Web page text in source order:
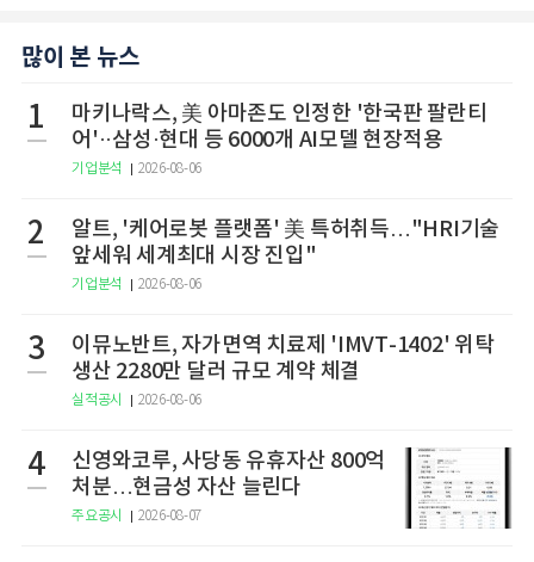
많이 본 뉴스
1
마키나락스, 美 아마존도 인정한 '한국판 팔란티
어'··삼성·현대 등 6000개 AI모델 현장적용
기업분석 2026-08-06
2
알트, '케어로봇 플랫폼' 美 특허취득…"HRI기술
앞세워 세계최대 시장 진입"
기업분석 2026-08-06
3
이뮤노반트, 자가면역 치료제 'IMVT-1402' 위탁
생산 2280만 달러 규모 계약 체결
실적공시 2026-08-06
4
신영와코루, 사당동 유휴자산 800억
처분…현금성 자산 늘린다
주요공시 2026-08-07